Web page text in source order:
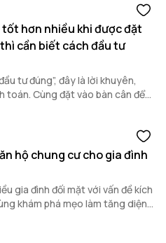
hơn nhiều khi được đặt
cần biết cách đầu tư
tư đúng”, đây là lời khuyên,
toán. Cùng đặt vào bàn cân để
hơn nhiều.
hộ chung cư cho gia đình
gia đình đối mặt với vấn đề kích
khám phá mẹo làm tăng diện
sơn đẹp.